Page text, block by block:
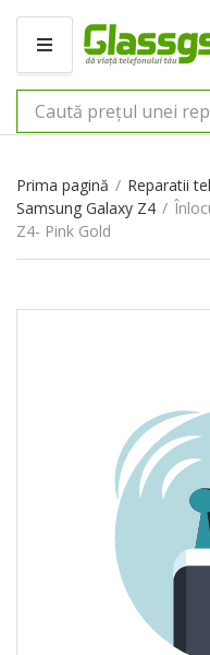
M
N
I
Prima pagină / Reparatii
Samsung Galaxy Z4 /
Z4- Pink Gold